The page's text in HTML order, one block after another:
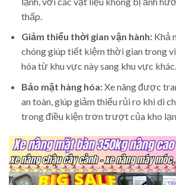
thấp.
Giảm thiểu thời gian vận hành:Khả
chóng giúp tiết kiệm thời gian trong
hóa từ khu vực này sang khu vực khác.
Bảo mật hàng hóa:Xe nâng được
an toàn, giúp giảm thiểu rủi ro khi di
trong điều kiện trơn trượt của kho